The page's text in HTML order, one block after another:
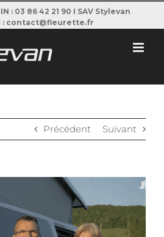
: 03 86 42 21 90 I SAV Stylevan
: contact@fleurette.fr
Précédent Suivant